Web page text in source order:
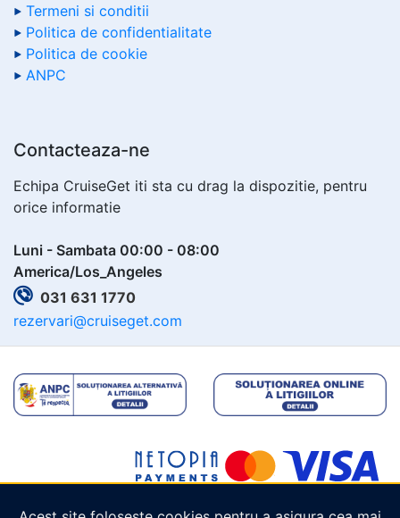
Termeni si conditii
Politica de confidentialitate
Politica de cookie
ANPC
Contacteaza-ne
Echipa CruiseGet iti sta cu drag la dispozitie, pentru
orice informatie
Luni - Sambata 00:00 - 08:00
America/Los_Angeles
031 631 1770
rezervari@cruiseget.com